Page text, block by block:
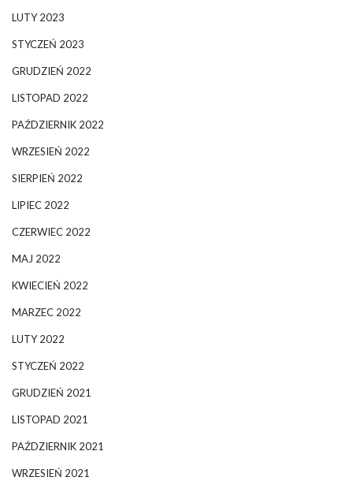
LUTY 2023
STYCZEŃ 2023
GRUDZIEŃ 2022
LISTOPAD 2022
PAŹDZIERNIK 2022
WRZESIEŃ 2022
SIERPIEŃ 2022
LIPIEC 2022
CZERWIEC 2022
MAJ 2022
KWIECIEŃ 2022
MARZEC 2022
LUTY 2022
STYCZEŃ 2022
GRUDZIEŃ 2021
LISTOPAD 2021
PAŹDZIERNIK 2021
WRZESIEŃ 2021